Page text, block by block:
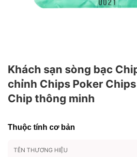
Khách sạn sòng bạc
chỉnh Chips Poker
Chip thông minh
Thuộc tính cơ bản
TÊN THƯƠNG HIỆU